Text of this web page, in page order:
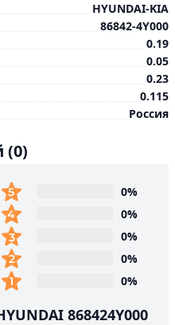
HYUNDAI-KIA
86842-4Y000
0.19
0.05
0.23
0.115
Россия
(0)
0%
0%
0%
0%
0%
868424Y000